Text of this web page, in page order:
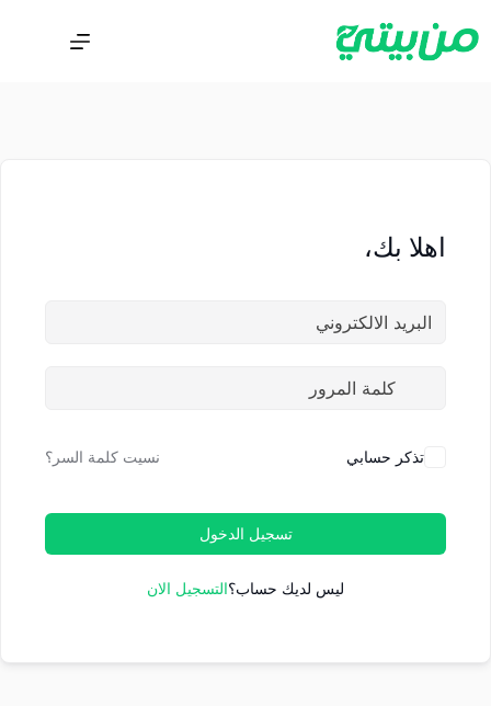
اهلا بك،
تذكر حسابي نسيت كلمة السر؟
تسجيل الدخول
ليس لديك حساب؟التسجيل الان